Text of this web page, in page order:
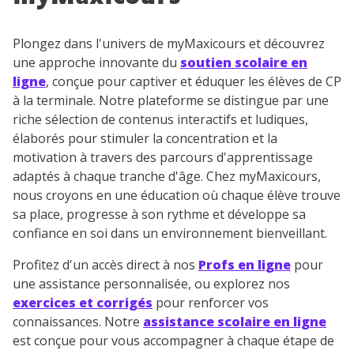
Plongez dans l'univers de myMaxicours et découvrez
une approche innovante du soutien scolaire en
ligne, conçue pour captiver et éduquer les élèves de CP
à la terminale. Notre plateforme se distingue par une
riche sélection de contenus interactifs et ludiques,
élaborés pour stimuler la concentration et la
motivation à travers des parcours d'apprentissage
adaptés à chaque tranche d'âge. Chez myMaxicours,
nous croyons en une éducation où chaque élève trouve
sa place, progresse à son rythme et développe sa
confiance en soi dans un environnement bienveillant.
Profitez d'un accès direct à nos Profs en ligne pour
une assistance personnalisée, ou explorez nos
exercices et corrigés pour renforcer vos
connaissances. Notre assistance scolaire en ligne
est conçue pour vous accompagner à chaque étape de